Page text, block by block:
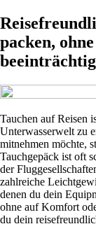
packen,
Tauchen auf Reisen
Unterwasserwelt zu
mitnehmen möchte,
Tauchgepäck ist oft
der
zahlreiche
denen du dein
ohne auf Komfort
du dein